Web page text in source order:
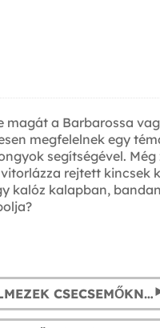
a Barbarossa
megfelelnek egy
segítségével.
rejtett kincsek
kalóz kalapban,
KALÓZ JELMEZEK CSECSEMŐKNEK